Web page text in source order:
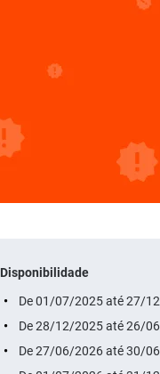
Disponibilidade
De 01/07/2025 até 27/
De 28/12/2025 até 26/
De 27/06/2026 até 30/